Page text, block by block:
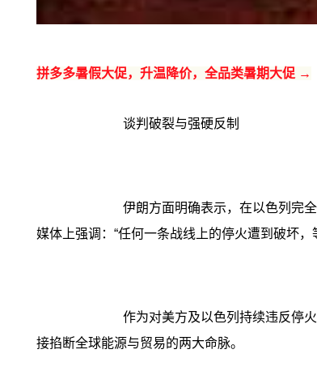
拼多多暑假大促，升温降价，全品类暑期大促 →
谈判破裂与强硬反制
伊朗方面明确表示，在以色列完
媒体上强调：“任何一条战线上的停火遭到破坏
作为对美方及以色列持续违反停
接掐断全球能源与贸易的两大命脉。